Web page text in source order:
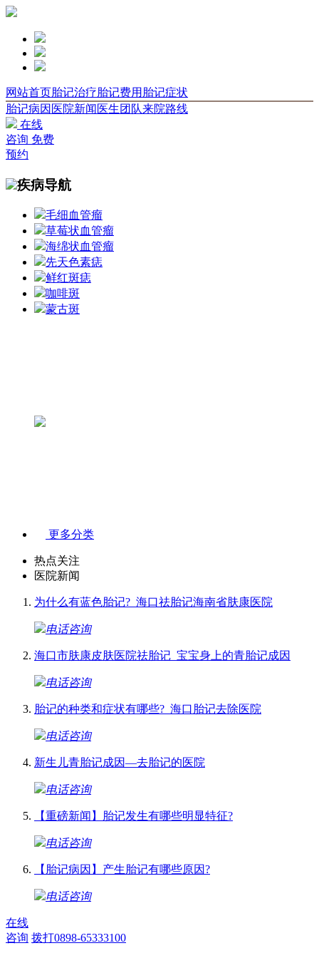
网站首页胎记治疗胎记费用 胎记症状
胎记病因 医院新闻 医生团队来院路线
在线
咨询 免费
预约
疾病导航
毛细血管瘤
草莓状血管瘤
海绵状血管瘤
先天色素痣
鲜红斑痣
咖啡斑
蒙古斑
更多分类
热点关注
医院新闻
为什么有蓝色胎记?_海口祛胎记海南省肤康医院
电话咨询
海口市肤康皮肤医院祛胎记_宝宝身上的青胎记成因
电话咨询
胎记的种类和症状有哪些?_海口胎记去除医院
电话咨询
新生儿青胎记成因—去胎记的医院
电话咨询
【重磅新闻】胎记发生有哪些明显特征?
电话咨询
【胎记病因】产生胎记有哪些原因?
电话咨询
在线
咨询 拨打0898-65333100